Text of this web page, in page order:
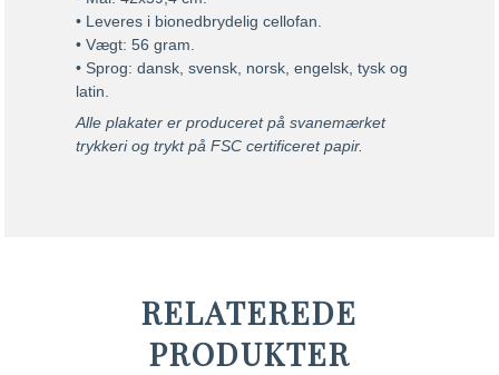
• Leveres i bionedbrydelig cellofan.
• Vægt: 56 gram.
• Sprog: dansk, svensk, norsk, engelsk, tysk og
latin.
Alle plakater er produceret på svanemærket
trykkeri og trykt på FSC certificeret papir.
RELATEREDE
PRODUKTER